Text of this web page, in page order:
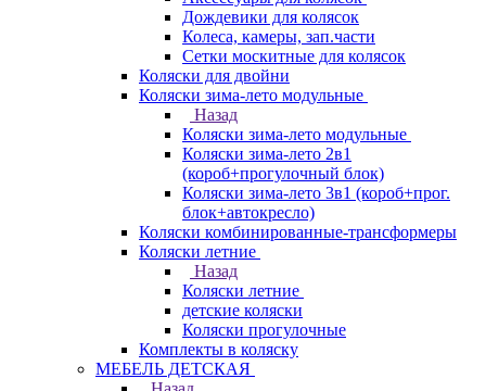
Дождевики для колясок
Колеса, камеры, зап.части
Сетки москитные для колясок
Коляски для двойни
Коляски зима-лето модульные
Назад
Коляски зима-лето модульные
Коляски зима-лето 2в1
(короб+прогулочный блок)
Коляски зима-лето 3в1 (короб+прог.
блок+автокресло)
Коляски комбинированные-трансформеры
Коляски летние
Назад
Коляски летние
детские коляски
Коляски прогулочные
Комплекты в коляску
МЕБЕЛЬ ДЕТСКАЯ